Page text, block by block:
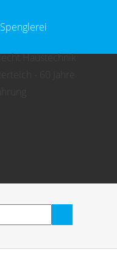
Spenglerei